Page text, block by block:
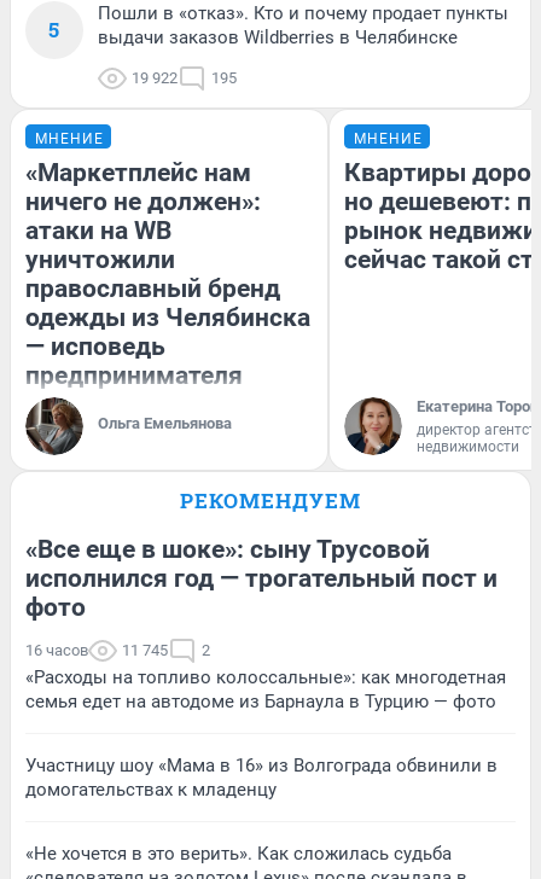
5
Пошли в «отказ». Кто и почему продает пункты
выдачи заказов Wildberries в Челябинске
19 922 195
МНЕНИЕ
«Маркетплейс нам
ничего не должен»:
атаки на WB
уничтожили
православный бренд
одежды из Челябинска
— исповедь
предпринимателя
Ольга Емельянова
МНЕНИЕ
Квартиры
но дешевеют:
рынок
сейчас такой
Екатерина
директор
недвижимости
РЕКОМЕНДУЕМ
«Все еще в шоке»: сыну Трусовой
исполнился год — трогательный пост и
фото
16 часов 11 745 2
«Расходы на топливо колоссальные»: как многодетная
семья едет на автодоме из Барнаула в Турцию — фото
Участницу шоу «Мама в 16» из Волгограда обвинили в
домогательствах к младенцу
«Не хочется в это верить». Как сложилась судьба